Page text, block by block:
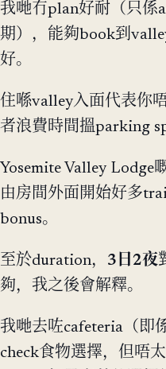
我哋冇plan好耐（只係
期），能夠book到
好。
住喺valley入面代表你
者浪費時間搵parking
Yosemite Valley Lodge
由房間外面開始好多
bonus。
至於duration， 3日2夜
夠，我之後會解釋。
我哋去咗cafeteria（即
check食物選擇，但唔